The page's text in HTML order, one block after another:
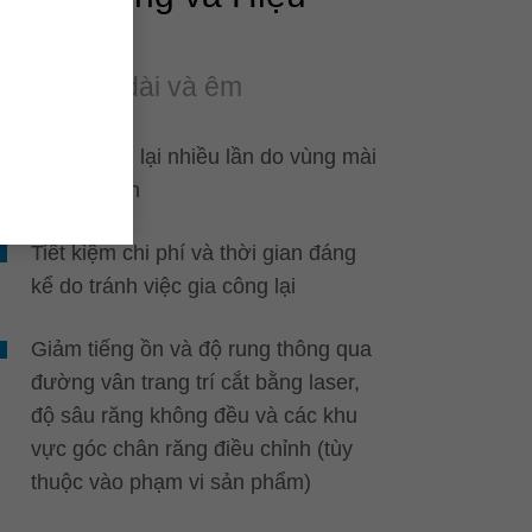
Tuổi thọ dài và êm
Có thể mài lại nhiều lần do vùng mài
lưỡi cắt lớn
Tiết kiệm chi phí và thời gian đáng
kể do tránh việc gia công lại
Giảm tiếng ồn và độ rung thông qua
đường vân trang trí cắt bằng laser,
độ sâu răng không đều và các khu
vực góc chân răng điều chỉnh (tùy
thuộc vào phạm vi sản phẩm)